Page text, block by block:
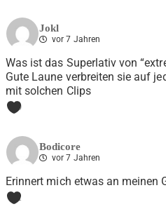
Jokl
vor 7 Jahren
Was ist das Superlativ von
Gute Laune verbreiten sie auf
mit solchen Clips
0
Bodicore
vor 7 Jahren
Erinnert mich etwas an meinen
1